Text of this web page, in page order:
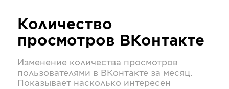
Количество
просмотров ВКонтакте
Изменение количества просмотров
пользователями в ВКонтакте за месяц.
Показывает насколько интересен